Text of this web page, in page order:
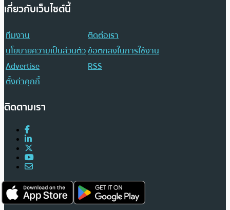
เกี่ยวกับเว็บไซต์นี้
ทีมงาน
ติดต่อเรา
นโยบายความเป็นส่วนตัวข้อตกลงในการใช้งาน
Advertise
RSS
ตั้งค่าคุกกี้
ติดตามเรา